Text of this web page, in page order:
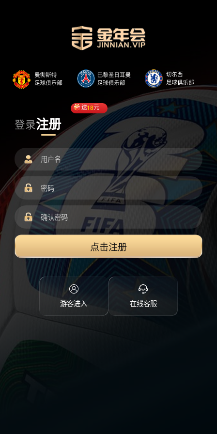
登录注册
送18元
点击注册
游客进入 在线客服